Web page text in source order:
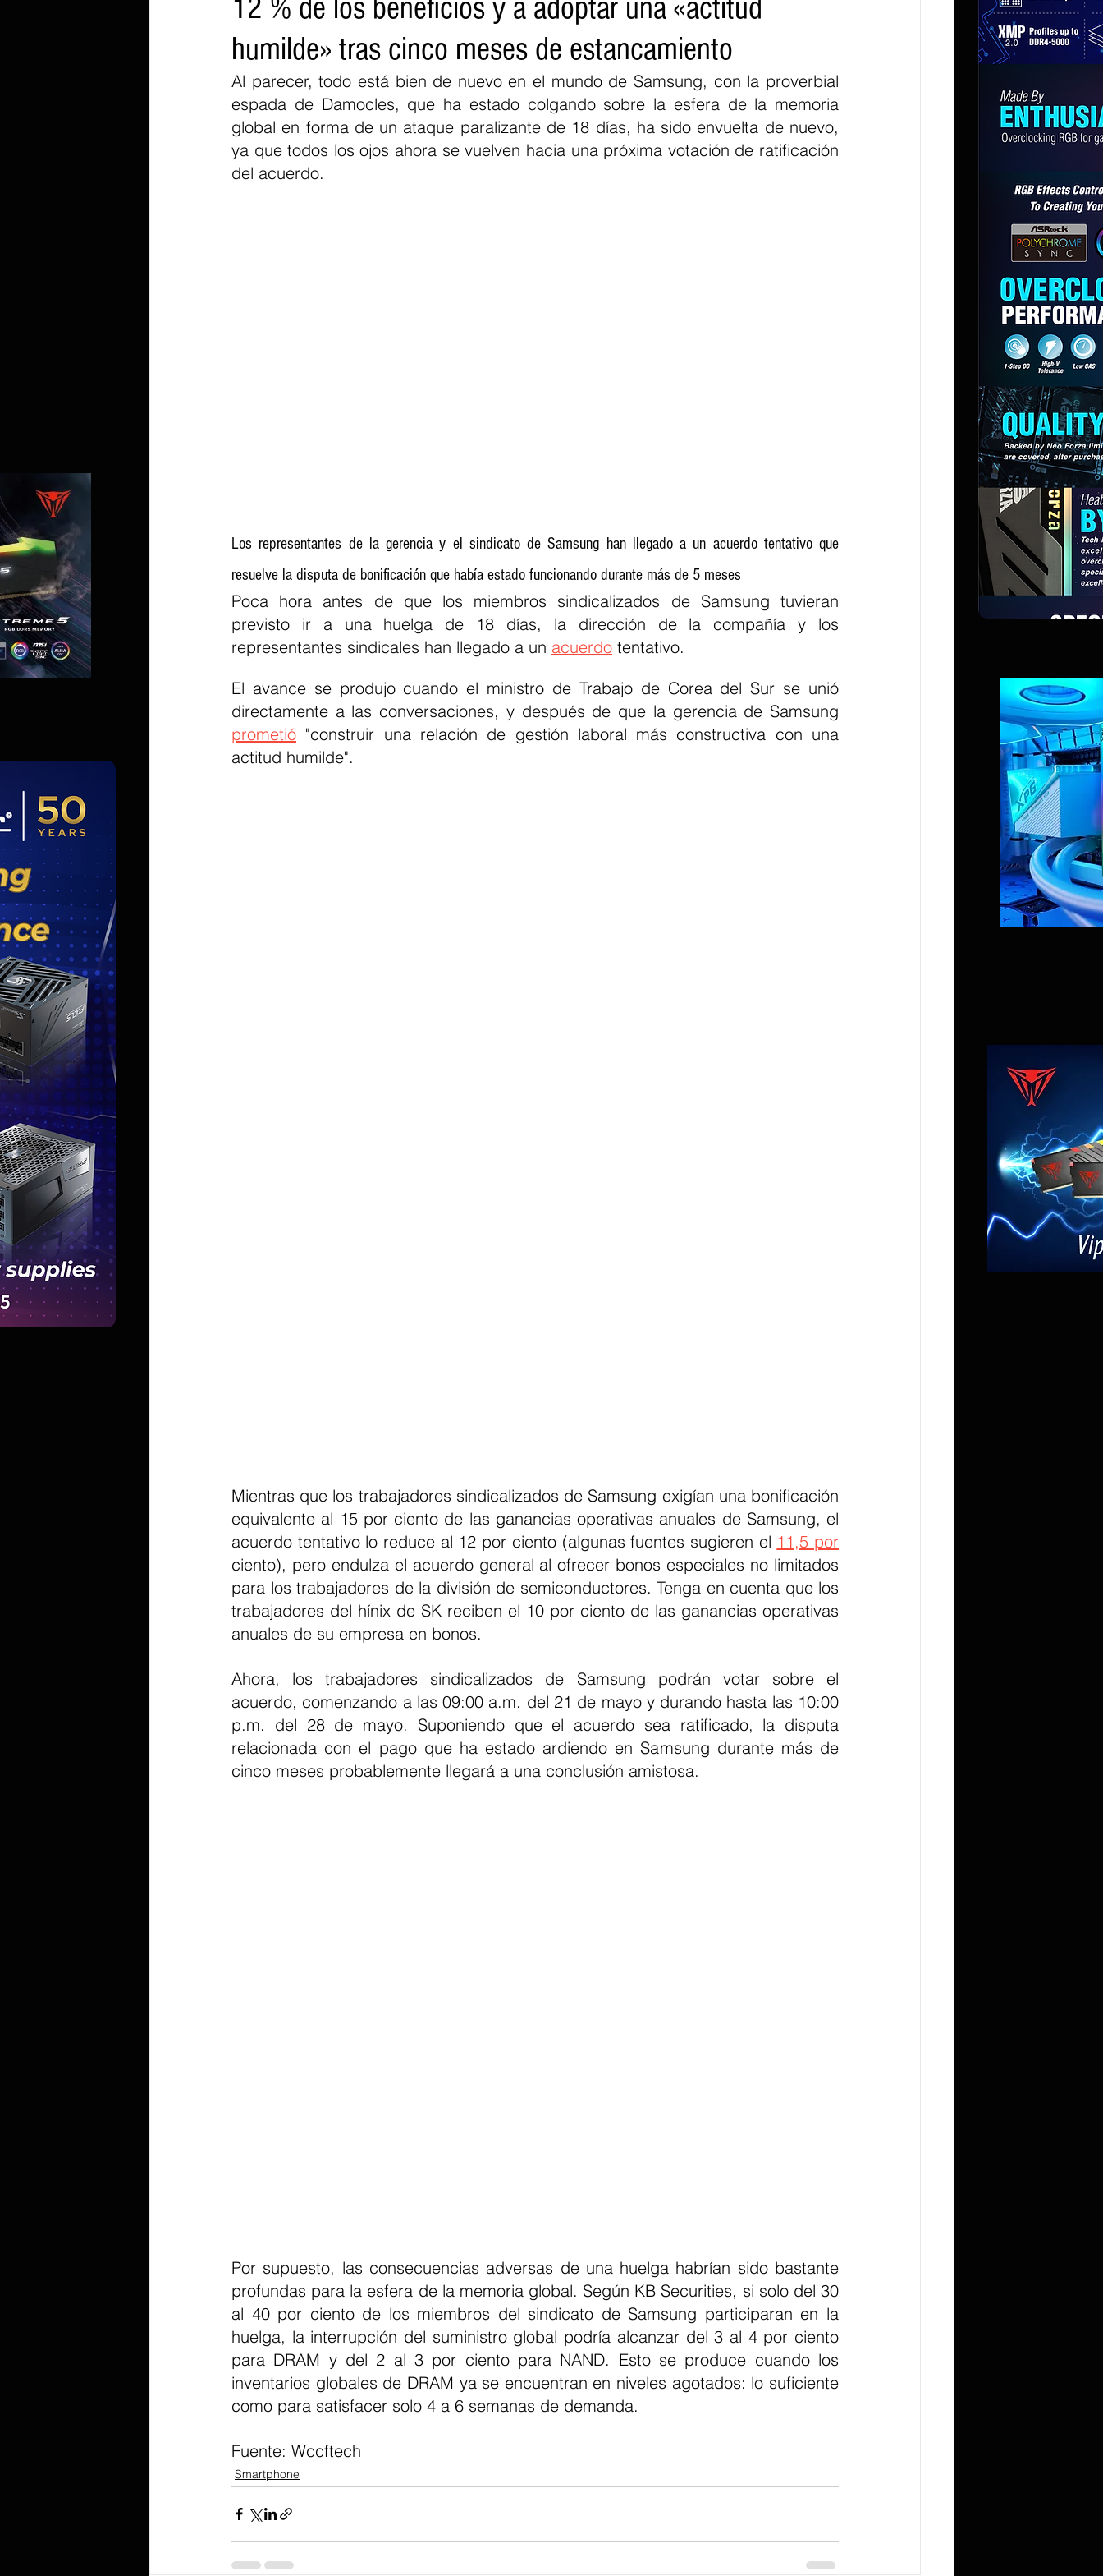
12 % de los beneficios y a adoptar una «actitud
humilde» tras cinco meses de estancamiento
Al parecer, todo está bien de nuevo en el mundo de Samsung, con la proverbial
espada de Damocles, que ha estado colgando sobre la esfera de la memoria
global en forma de un ataque paralizante de 18 días, ha sido envuelta de nuevo,
ya que todos los ojos ahora se vuelven hacia una próxima votación de ratificación
del acuerdo.
Los representantes de la gerencia y el sindicato de Samsung han llegado a un acuerdo tentativo que
resuelve la disputa de bonificación que había estado funcionando durante más de 5 meses
Poca hora antes de que los miembros sindicalizados de Samsung tuvieran
previsto ir a una huelga de 18 días, la dirección de la compañía y los
representantes sindicales han llegado a un acuerdo tentativo.
El avance se produjo cuando el ministro de Trabajo de Corea del Sur se unió
prometió "construir una relación de gestión laboral más constructiva con una
actitud humilde".
Mientras que los trabajadores sindicalizados de Samsung exigían una bonificación
equivalente al 15 por ciento de las ganancias operativas anuales de Samsung, el
acuerdo tentativo lo reduce al 12 por ciento (algunas fuentes sugieren el 11,5 por
ciento), pero endulza el acuerdo general al ofrecer bonos especiales no limitados
para los trabajadores de la división de semiconductores. Tenga en cuenta que los
trabajadores del hínix de SK reciben el 10 por ciento de las ganancias operativas
anuales de su empresa en bonos.
Ahora, los trabajadores sindicalizados de Samsung podrán votar sobre el
acuerdo, comenzando a las 09:00 a.m. del 21 de mayo y durando hasta las 10:00
p.m. del 28 de mayo. Suponiendo que el acuerdo sea ratificado, la disputa
relacionada con el pago que ha estado ardiendo en Samsung durante más de
cinco meses probablemente llegará a una conclusión amistosa.
Por supuesto, las consecuencias adversas de una huelga habrían sido bastante
profundas para la esfera de la memoria global. Según KB Securities, si solo del 30
al 40 por ciento de los miembros del sindicato de Samsung participaran en la
huelga, la interrupción del suministro global podría alcanzar del 3 al 4 por ciento
para DRAM y del 2 al 3 por ciento para NAND. Esto se produce cuando los
inventarios globales de DRAM ya se encuentran en niveles agotados: lo suficiente
como para satisfacer solo 4 a 6 semanas de demanda.
Fuente: Wccftech
Smartphone